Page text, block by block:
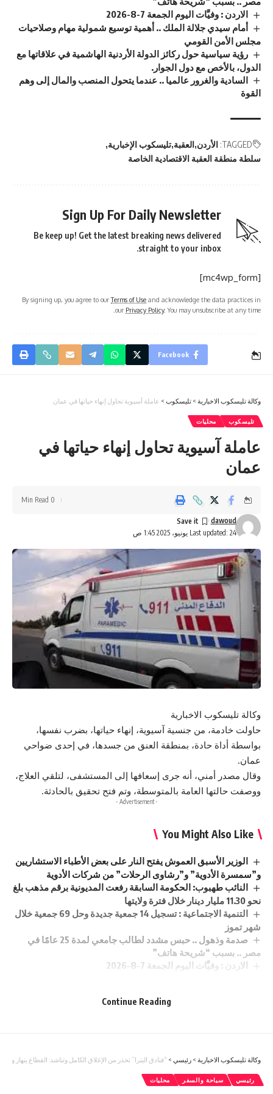
الاردن : وفيَّات اليوم الجمعة 7-8-2026
أمام سيدي جلالة الملك .. أهمية توسيع شمولية مهام وصلاحيات
مجلس الأمن القومي
رؤية سياسية حول ركائز الدولة الأردنية الهاشمية في علاقاتها مع
الدول، بالأخص مع دول الجوار.
السادية والغرور عالميا .. عندما يتحول المنصب والمال إلى وهم
القوة
TAGGED: الأردن العقبة تليسكوب الإخبارية
سلطة منطقة العقبة الاقتصادية الخاصة
Sign Up For Daily Newsletter
Be keep up! Get the latest breaking news delivered
straight to your inbox.
[mc4wp_form]
By signing up, you agree to ourTerms of Use and acknowledge the data practices in
our Privacy Policy. You may unsubscribe at any time.
Facebook
وكالة تليسكوب الاخبارية > تليسكوب > عاملة آسيوية تحاول إنهاء حياتها في عمان
تليسكوب محليات
عاملة آسيوية تحاول إنهاء حياتها في
عمان
Last updated: 24 يونيو، 2025 1:45 ص
dawoud
0 Min Read
وكالة تليسكوب الاخبارية
حاولت خادمة، من جنسية آسيوية، إنهاء حياتها، بضرب نفسها،
بواسطة أداة حادة، بمنطقة العنق من جسدها، في إحدى ضواحي
عمان.
وقال مصدر أمني، أنه جرى إسعافها إلى المستشفى، لتلقي العلاج،
ووصفت حالتها العامة بالمتوسطة، وتم فتح تحقيق بالحادثة.
- Advertisement -
You Might Also Like
الوزير الأسبق العموش يفتح النار على بعض الأطباء الاستشاريين
و”سمسرة الأدوية” و”رشاوى الرحلات” من شركات الأدوية
النائب طهبوب: الحكومة السابقة رفعت المديونية برقم مذهب بلغ
نحو 11.30 مليار دينار خلال فترة ولايتها
التنمية الاجتماعية : تسجيل 14 جمعية جديدة وحل 69 جمعية خلال
شهر تموز
صدمة وذهول .. حبس مشدد لطالب جامعي لمدة 25 عامًا في
مصر .. بسبب “شريحة هاتف”
الاردن : وفيَّات اليوم الجمعة 7-8-2026
straight to your inbox.
[mc4wp_form]
Continue Reading
وكالة تليسكوب الاخبارية > رئيسي > “فنادق البترا” تحذر من الإغلاق الكامل وتناشد: القطاع ينهار
رئيسي سياحة والسفر محليات